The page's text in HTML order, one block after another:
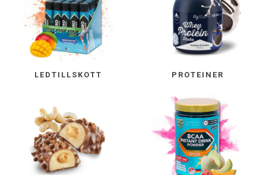
LEDTILLSKOTT PROTEINER